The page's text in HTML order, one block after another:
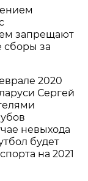
запрещают
сборы за
2020
Сергей
невыхода
будет
на 2021